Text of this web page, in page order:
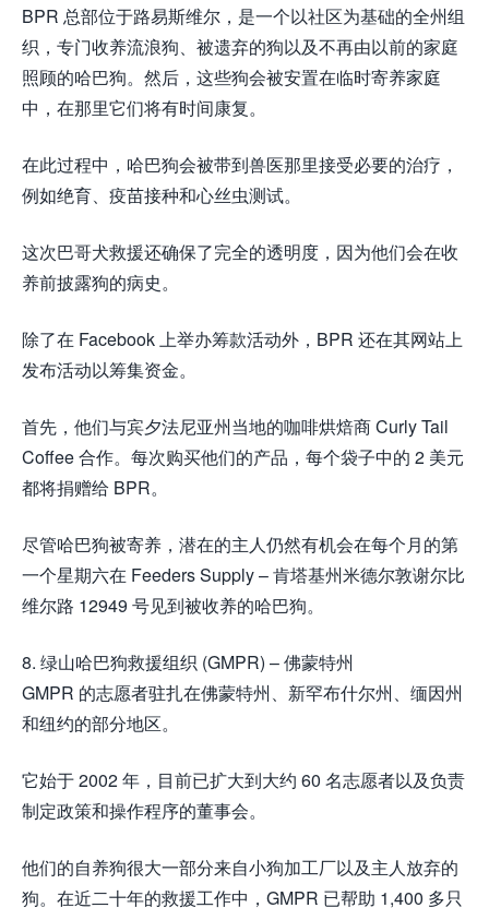
BPR 总部位于路易斯维尔，是一个以社区为基础的全州组
织，专门收养流浪狗、被遗弃的狗以及不再由以前的家庭
照顾的哈巴狗。然后，这些狗会被安置在临时寄养家庭
中，在那里它们将有时间康复。
在此过程中，哈巴狗会被带到兽医那里接受必要的治疗，
例如绝育、疫苗接种和心丝虫测试。
这次巴哥犬救援还确保了完全的透明度，因为他们会在收
养前披露狗的病史。
除了在 Facebook 上举办筹款活动外，BPR 还在其网站上
发布活动以筹集资金。
首先，他们与宾夕法尼亚州当地的咖啡烘焙商 Curly Tail
Coffee 合作。每次购买他们的产品，每个袋子中的 2 美元
都将捐赠给 BPR。
尽管哈巴狗被寄养，潜在的主人仍然有机会在每个月的第
一个星期六在 Feeders Supply – 肯塔基州米德尔敦谢尔比
维尔路 12949 号见到被收养的哈巴狗。
8. 绿山哈巴狗救援组织 (GMPR) – 佛蒙特州
GMPR 的志愿者驻扎在佛蒙特州、新罕布什尔州、缅因州
和纽约的部分地区。
它始于 2002 年，目前已扩大到大约 60 名志愿者以及负责
制定政策和操作程序的董事会。
他们的自养狗很大一部分来自小狗加工厂以及主人放弃的
狗。在近二十年的救援工作中，GMPR 已帮助 1,400 多只